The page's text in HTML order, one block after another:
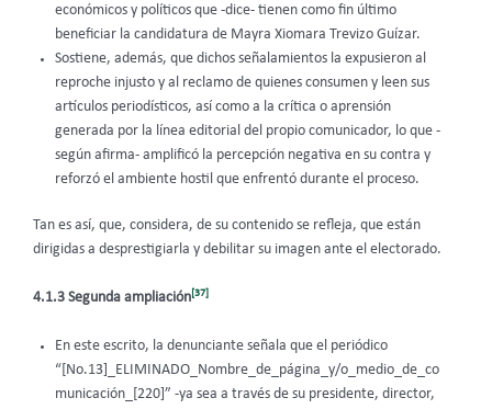
económicos y políticos que -dice- tienen como fin último
beneficiar la candidatura de Mayra Xiomara Trevizo Guízar.
Sostiene, además, que dichos señalamientos la expusieron al
reproche injusto y al reclamo de quienes consumen y leen sus
artículos periodísticos, así como a la crítica o aprensión
generada por la línea editorial del propio comunicador, lo que -
según afirma- amplificó la percepción negativa en su contra y
reforzó el ambiente hostil que enfrentó durante el proceso.
Tan es así, que, considera, de su contenido se refleja, que están
dirigidas a desprestigiarla y debilitar su imagen ante el electorado.
4.1.3 Segunda ampliación[37]
En este escrito, la denunciante señala que el periódico
“[No.13]_ELIMINADO_Nombre_de_página_y/o_medio_de_co
municación_[220]” -ya sea a través de su presidente, director,